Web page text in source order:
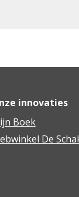
innovaties
Boek
De